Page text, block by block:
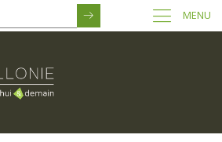
MENU